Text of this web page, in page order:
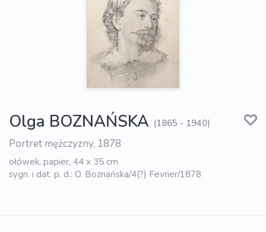
Olga BOZNAŃSKA (1865 - 1940)
Portret mężczyzny, 1878
ołówek, papier, 44 x 35 cm
sygn. i dat. p. d.: O. Boznańska/4(?) Fevrier/1878